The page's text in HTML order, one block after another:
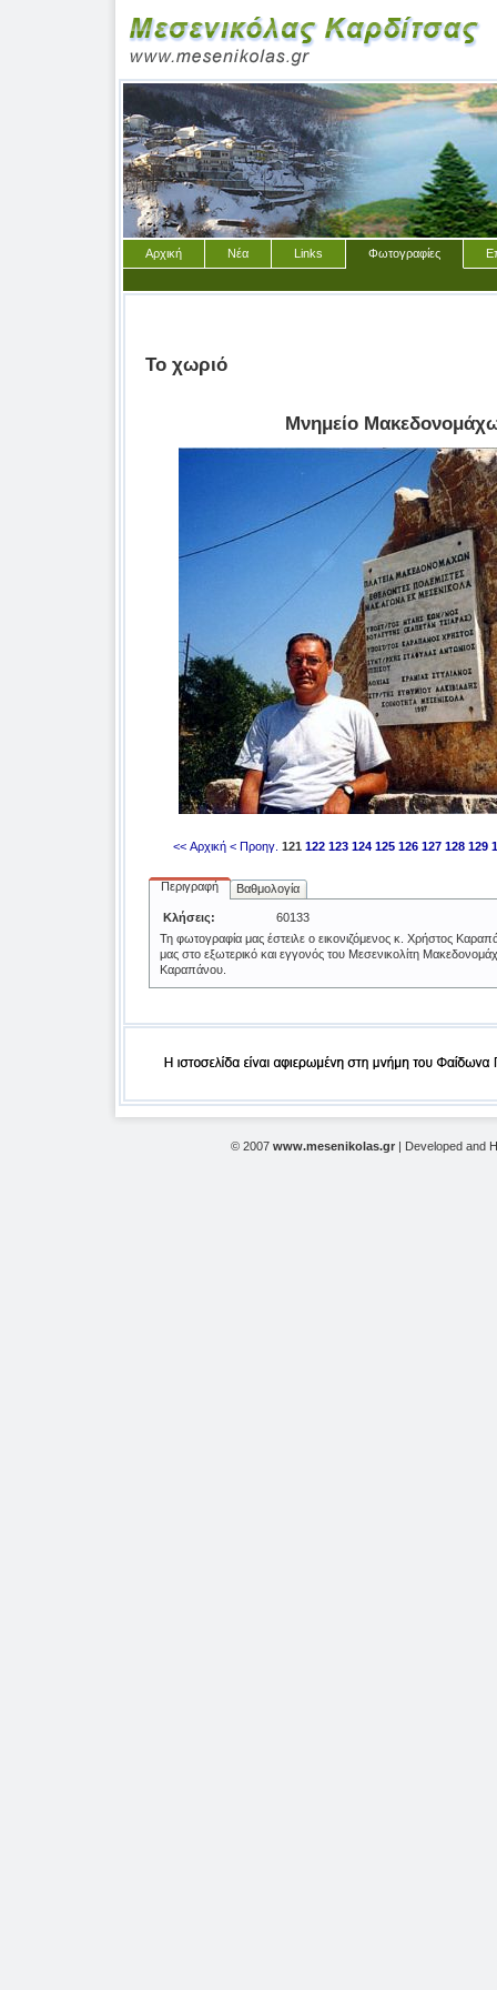
Αρχική Νέα Links Φωτογραφίες
Το χωριό
Μνημείο
<< Αρχική < Προηγ. 121 122 123 124 125 126 127 128 129
Περιγραφή Βαθμολογία
Κλήσεις:
60133
Τη φωτογραφία μας έστειλε ο εικονιζόμενος κ. Χρήστος
μας στο εξωτερικό και εγγονός του Μεσενικολίτη
Καραπάνου.
© 2007 www.mesenikolas.gr | Developed and